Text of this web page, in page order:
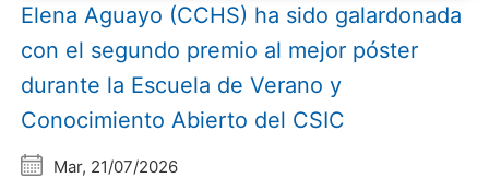
Elena Aguayo (CCHS) ha sido galardonada
con el segundo premio al mejor póster
durante la Escuela de Verano y
Conocimiento Abierto del CSIC
Mar, 21/07/2026